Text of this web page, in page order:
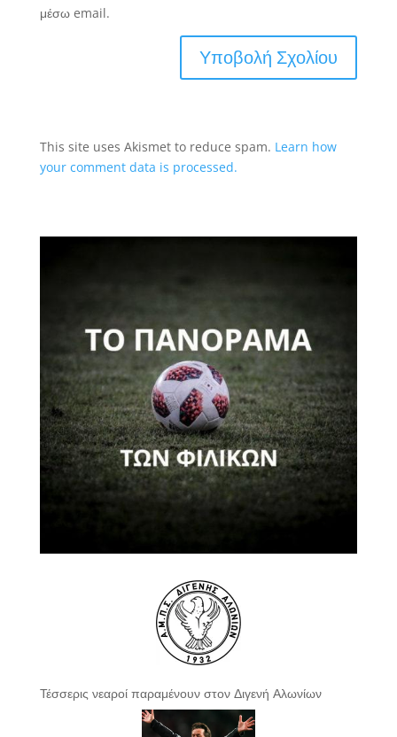
μέσω email.
This site uses Akismet to reduce spam. Learn how
your comment data is processed.
Τέσσερις νεαροί παραμένουν στον Διγενή Αλωνίων